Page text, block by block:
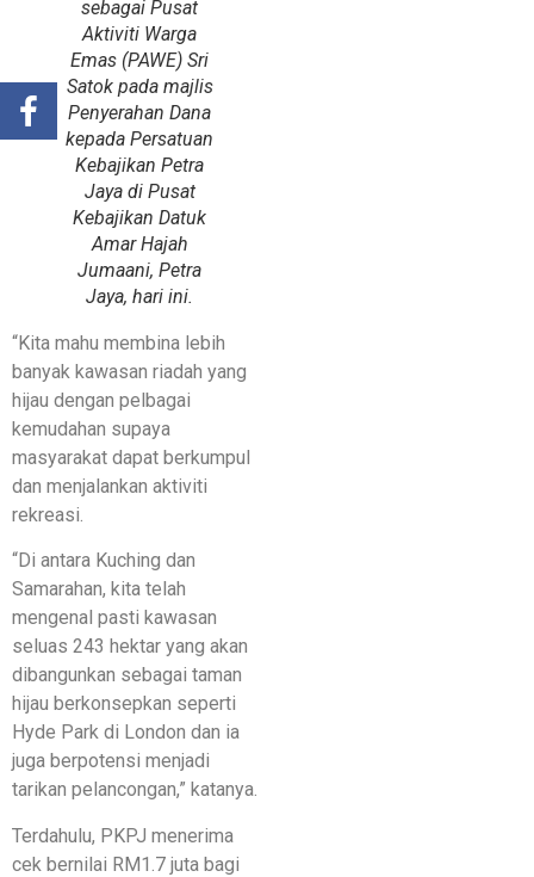
sebagai Pusat
Aktiviti Warga
Emas (PAWE) Sri
Satok pada majlis
Penyerahan Dana
kepada Persatuan
Kebajikan Petra
Jaya di Pusat
Kebajikan Datuk
Amar Hajah
Jumaani, Petra
Jaya, hari ini.
“Kita mahu membina lebih
banyak kawasan riadah yang
hijau dengan pelbagai
kemudahan supaya
masyarakat dapat berkumpul
dan menjalankan aktiviti
rekreasi.
“Di antara Kuching dan
Samarahan, kita telah
mengenal pasti kawasan
seluas 243 hektar yang akan
dibangunkan sebagai taman
hijau berkonsepkan seperti
Hyde Park di London dan ia
juga berpotensi menjadi
tarikan pelancongan,” katanya.
Terdahulu, PKPJ menerima
cek bernilai RM1.7 juta bagi